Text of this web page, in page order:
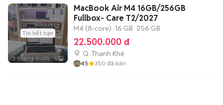
Tin hết hạn
3 tháng trước 5
MacBook Air M4 16GB/256GB
Fullbox- Care T2/2027
M4 (8-core) 16 GB 256 GB
22.500.000 đ
Q. Thanh Khê
4.5 350 đã bán